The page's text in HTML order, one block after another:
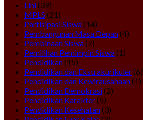
Lini(39)
MPLS (21)
Partisipasi Siswa(14)
Pembangunan Masa Depan(4)
Pembinaan Siswa(7)
Pemilihan Pemimpin Siswa(1)
Pendidikan(15)
Pendidikan dan Ekstrakurikuler(6)
Pendidikan dan Kewirausahaan(1)
Pendidikan Demokrasi(2)
Pendidikan Karakter(5)
Pendidikan Kesehatan(3)